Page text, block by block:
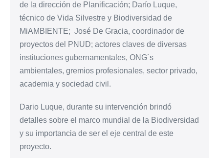
de la dirección de Planificación; Darío Luque,
técnico de Vida Silvestre y Biodiversidad de
MiAMBIENTE; José De Gracia, coordinador de
proyectos del PNUD; actores claves de diversas
instituciones gubernamentales, ONG´s
ambientales, gremios profesionales, sector privado,
academia y sociedad civil.
Dario Luque, durante su intervención brindó
detalles sobre el marco mundial de la Biodiversidad
y su importancia de ser el eje central de este
proyecto.